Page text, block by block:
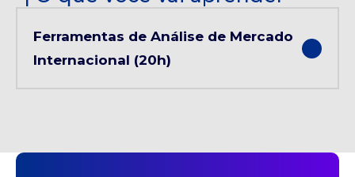
Ferramentas de Análise de Mercado
Internacional (20h)